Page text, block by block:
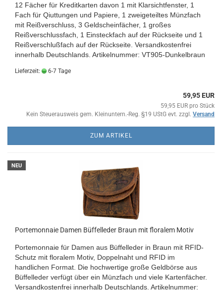
12 Fächer für Kreditkarten davon 1 mit Klarsichtfenster, 1
Fach für Qiuttungen und Papiere, 1 zweigeteiltes Münzfach
mit Reißverschluss, 3 Geldscheinfächer, 1 großes
Reißverschlussfach, 1 Einsteckfach auf der Rückseite und 1
Reißverschlußfach auf der Rückseite. Versandkostenfrei
innerhalb Deutschlands. Artikelnummer: VT905-Dunkelbraun
Lieferzeit: 6-7 Tage
59,95 EUR
59,95 EUR pro Stück
Kein Steuerausweis gem. Kleinuntern.-Reg. §19 UStG evt. zzgl. Versand
ZUM ARTIKEL
NEU
Portemonnaie Damen Büffelleder Braun mit floralem Motiv
Portemonnaie für Damen aus Büffelleder in Braun mit RFID-
Schutz mit floralem Motiv, Doppelnaht und RFID im
handlichen Format. Die hochwertige große Geldbörse aus
Büffelleder verfügt über ein Münzfach und viele Kartenfächer.
Versandkostenfrei innerhalb Deutschlands. Artikelnummer: